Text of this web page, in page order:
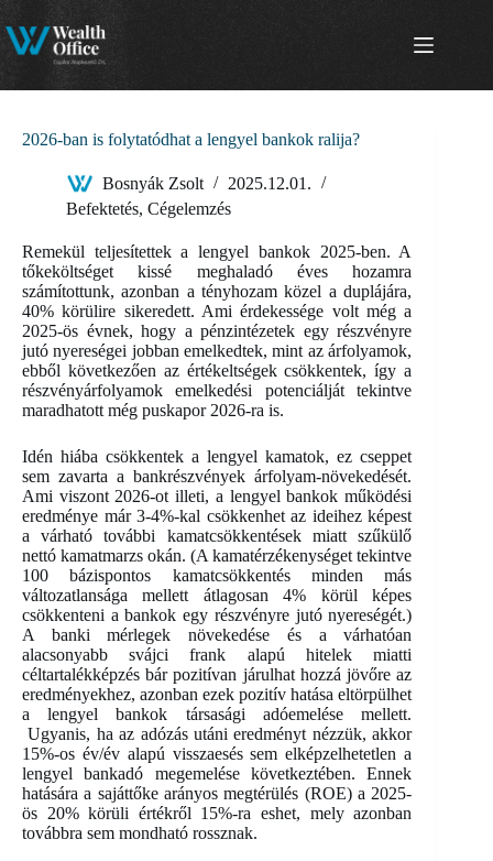
Skip
to
content
2026-ban is folytatódhat a lengyel bankok ralija?
Bosnyák Zsolt
2025.12.01.
Befektetés, Cégelemzés
Remekül teljesítettek a lengyel bankok 2025-ben. A
tőkeköltséget kissé meghaladó éves hozamra
számítottunk, azonban a tényhozam közel a duplájára,
40% körülire sikeredett. Ami érdekessége volt még a
2025-ös évnek, hogy a pénzintézetek egy részvényre
jutó nyereségei jobban emelkedtek, mint az árfolyamok,
ebből következően az értékeltségek csökkentek, így a
részvényárfolyamok emelkedési potenciálját tekintve
maradhatott még puskapor 2026-ra is.
Idén hiába csökkentek a lengyel kamatok, ez cseppet
sem zavarta a bankrészvények árfolyam-növekedését.
Ami viszont 2026-ot illeti, a lengyel bankok működési
eredménye már 3-4%-kal csökkenhet az ideihez képest
a várható további kamatcsökkentések miatt szűkülő
nettó kamatmarzs okán. (A kamatérzékenységet tekintve
100 bázispontos kamatcsökkentés minden más
változatlansága mellett átlagosan 4% körül képes
csökkenteni a bankok egy részvényre jutó nyereségét.)
A banki mérlegek növekedése és a várhatóan
alacsonyabb svájci frank alapú hitelek miatti
céltartalékképzés bár pozitívan járulhat hozzá jövőre az
eredményekhez, azonban ezek pozitív hatása eltörpülhet
a lengyel bankok társasági adóemelése mellett.
Ugyanis, ha az adózás utáni eredményt nézzük, akkor
15%-os év/év alapú visszaesés sem elképzelhetetlen a
lengyel bankadó megemelése következtében. Ennek
hatására a sajáttőke arányos megtérülés (ROE) a 2025-
ös 20% körüli értékről 15%-ra eshet, mely azonban
továbbra sem mondható rossznak.